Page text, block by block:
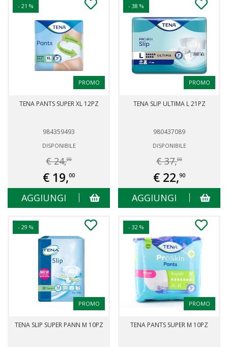
- 21 %
PROMO
TENA PANTS SUPER XL 12PZ
984359493
DISPONIBILE
€ 24,00
€ 19,00
AGGIUNGI
- 38 %
PROMO
TENA SLIP ULTIMA L 21PZ
980437089
DISPONIBILE
€ 37,00
€ 22,90
AGGIUNGI
- 29 %
PROMO
TENA SLIP SUPER PANN M 10PZ
- 32 %
PROMO
TENA PANTS SUPER M 10PZ